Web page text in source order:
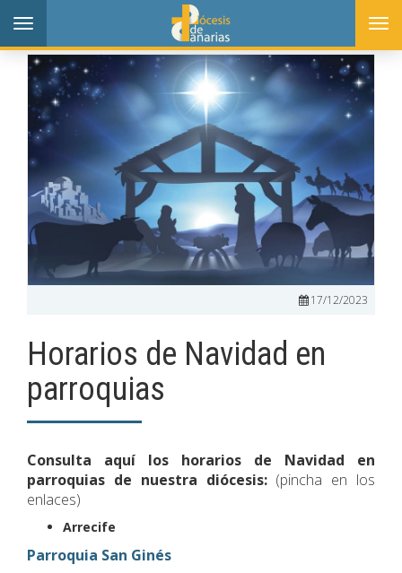
Toggle
navigation
17/12/2023
Horarios de Navidad en
parroquias
Consulta aquí los horarios de Navidad en
parroquias de nuestra diócesis: (pincha en los
enlaces)
Arrecife
Parroquia San Ginés